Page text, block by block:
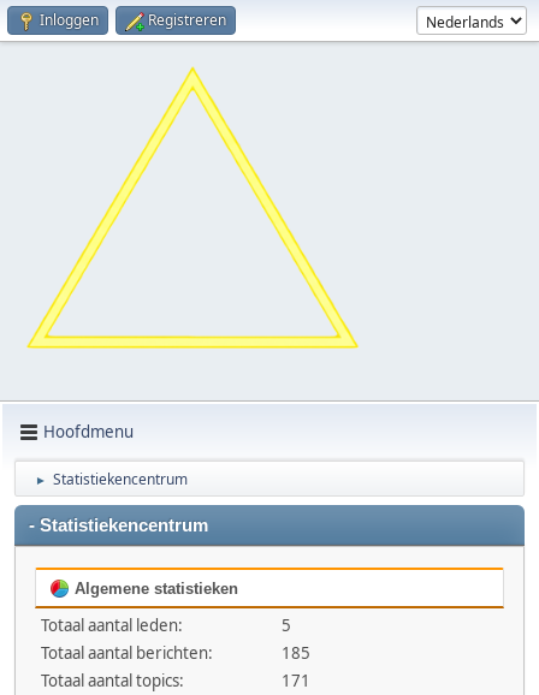
Inloggen Registreren
Hoofdmenu
► Statistiekencentrum
- Statistiekencentrum
Algemene statistieken
Totaal aantal leden:
5
Totaal aantal berichten:
185
Totaal aantal topics:
171